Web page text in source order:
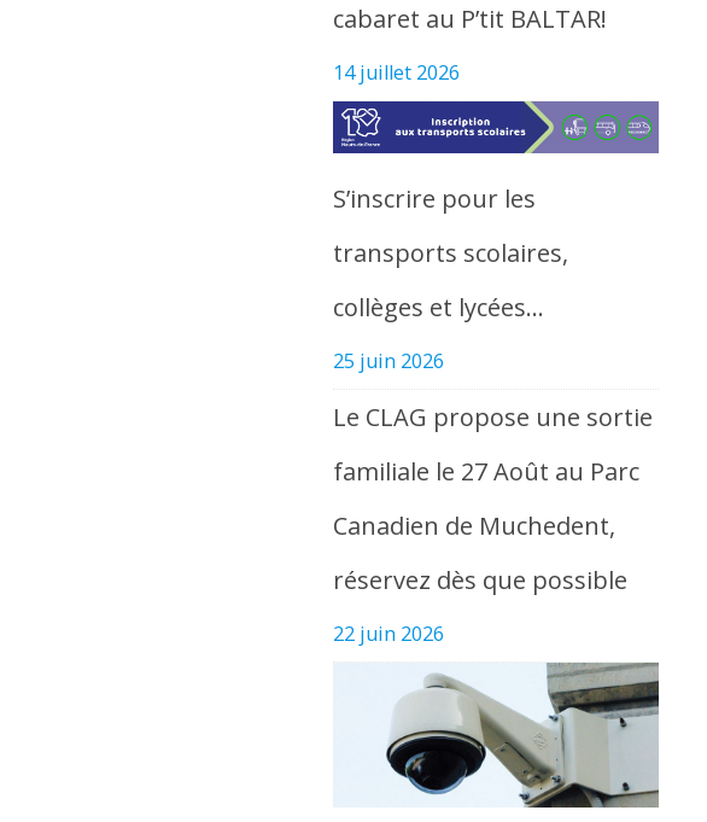
cabaret au P’tit BALTAR!
14 juillet 2026
S’inscrire pour les
transports scolaires,
collèges et lycées…
25 juin 2026
Le CLAG propose une sortie
familiale le 27 Août au Parc
Canadien de Muchedent,
réservez dès que possible
22 juin 2026